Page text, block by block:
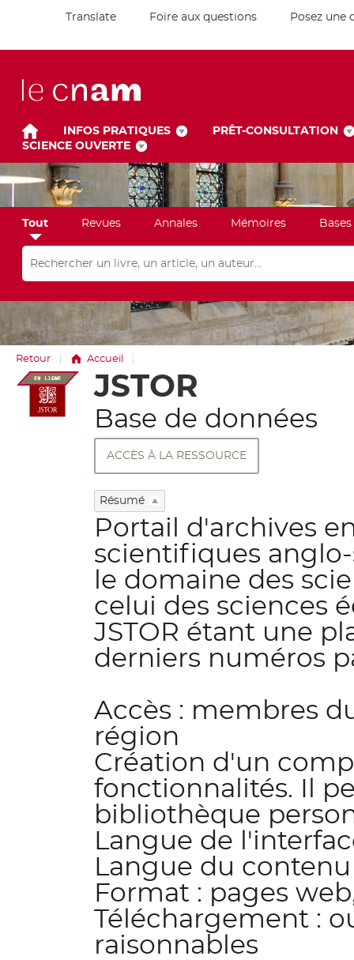
Translate Foire aux questions Posez une
INFOS PRATIQUES
PRÊT-CONSULTATION
SCIENCE OUVERTE
Tout Revues Annales Mémoires
Rechercher dans "Tout"
Retour Accueil
Détail
document
JSTOR
Base de données
ACCÈS À LA RESSOURCE
Résumé
Portail d'archives
scientifiques
le domaine des
celui des sciences
JSTOR étant une
derniers numéros
Accès : membres
région
Création d'un
fonctionnalités. Il
bibliothèque
Langue de
Langue du
Format : pages
Téléchargement :
raisonnables